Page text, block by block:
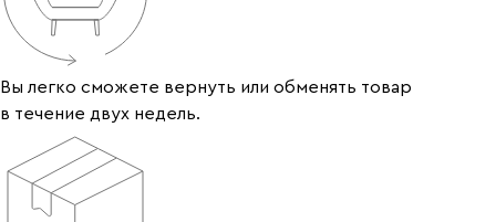
Вы легко сможете вернуть или обменять товар
в течение двух недель.